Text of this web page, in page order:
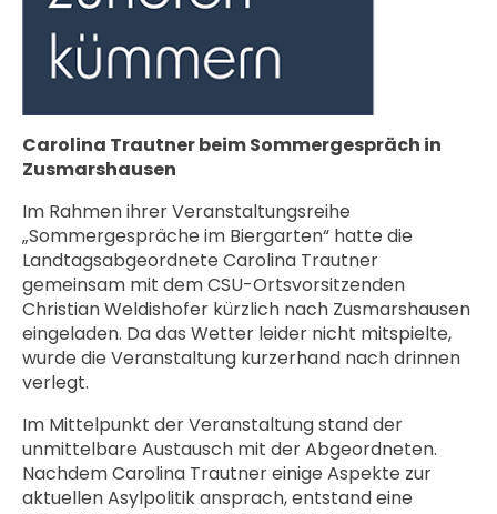
Carolina Trautner beim Sommergespräch in
Zusmarshausen
Im Rahmen ihrer Veranstaltungsreihe
„Sommergespräche im Biergarten“ hatte die
Landtagsabgeordnete Carolina Trautner
gemeinsam mit dem CSU-Ortsvorsitzenden
Christian Weldishofer kürzlich nach Zusmarshausen
eingeladen. Da das Wetter leider nicht mitspielte,
wurde die Veranstaltung kurzerhand nach drinnen
verlegt.
Im Mittelpunkt der Veranstaltung stand der
unmittelbare Austausch mit der Abgeordneten.
Nachdem Carolina Trautner einige Aspekte zur
aktuellen Asylpolitik ansprach, entstand eine